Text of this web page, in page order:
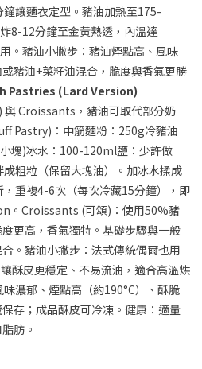
讓麵衣定型。豬油加熱至175-
8-12分鐘至金黃熟透，內溫達
。豬油小撇步：豬油煙點高、風味
豬油+菜籽油混合，脆度與香氣更勝
Pastries (Lard Version)
Croissants，豬油可取代部分奶
Pastry)：中筋麵粉：250g冷豬油
塊)冰水：100-120ml鹽：少許做
粗粒（保留大塊油）。加冰水揉成
重複4-6次（每次冷藏15分鐘），即
。Croissants (可頌)：使用50%豬
更高，香氣獨特。基礎步驟與一般
。豬油小撇步：法式傳統偶爾也用
酥皮更穩定、不易流油，適合高溫烘
濃郁、煙點高（約190°C）、酥脆
存；成品酥皮可冷凍。健康：適量
肪。